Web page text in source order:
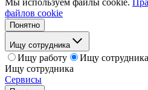
Мы используем файлы cookie.
файлов cookie
Понятно
Ищу сотрудника
Ищу работу
Ищу сотрудника
Ищу сотрудника
Сервисы